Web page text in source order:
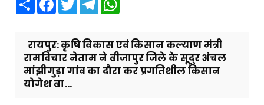
रायपुर: कृषि विकास एवं किसान कल्याण मंत्री
रामविचार नेताम ने बीजापुर जिले के सूदुर अंचल
मांझीगुड़ा गांव का दौरा कर प्रगतिशील किसान
योगेश बा...